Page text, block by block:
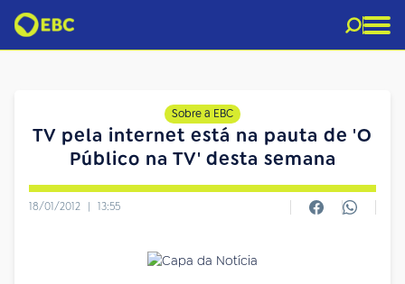
Sobre a EBC
TV pela internet está na pauta de 'O
Público na TV' desta semana
18/01/2012 | 13:55